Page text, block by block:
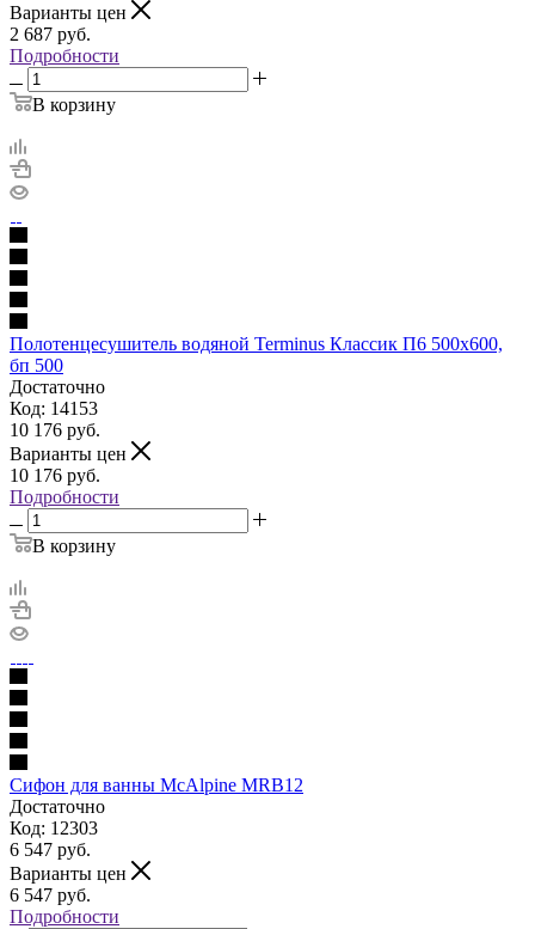
Варианты цен
2 687 руб.
Подробности
В корзину
Полотенцесушитель водяной Terminus Классик П6 500х600,
бп 500
Достаточно
Код: 14153
10 176 руб.
Варианты цен
10 176 руб.
Подробности
В корзину
Сифон для ванны McAlpine MRB12
Достаточно
Код: 12303
6 547 руб.
Варианты цен
6 547 руб.
Подробности